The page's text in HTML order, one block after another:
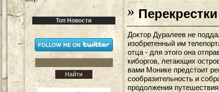
Топ Новости
Доктор Дуралеев не
изобретенный им
отца - для этого она
киборгов, летающих
вами Монике предстоит
сообразительность и
продолжения